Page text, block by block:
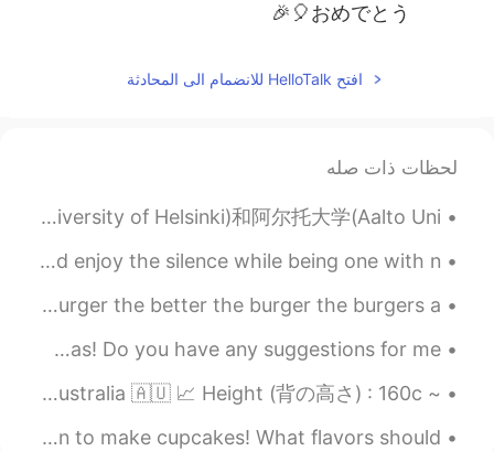
おめでとう🎈🎉
افتح HelloTalk للانضمام الى المحادثة
لحظات ذات صله
最近很多人告诉我他们想去芬兰读书，所以我觉得我应该告诉大家一些事实。 1. 芬兰只有两个价值的大学。赫尔辛基大学(University of Helsinki)和阿尔托大学(Aalto Uni...
Pine trees- there is not much to do here but to rest and enjoy the silence while being one with n...
English Tongue Twister Burger King The bigger the burger the better the burger the burgers a...
I have a huge love for Chinese Historical and fantasy dramas! Do you have any suggestions for me? 😊
~ About me ~ 💳 Name (名前) : Alice 🌍 Where are you from? (出身) : Australia 🇦🇺 📈 Height (背の高さ) : 160c...
I am super happy that Valentine’s Day is on Friday! I plan to make cupcakes! What flavors should ...